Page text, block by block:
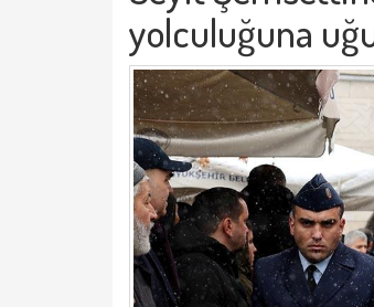
yolculuğuna